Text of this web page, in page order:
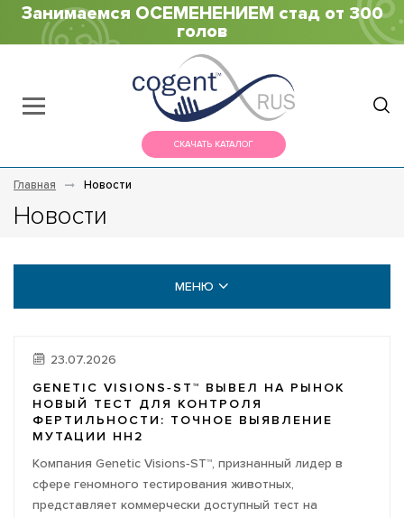
Занимаемся ОСЕМЕНЕНИЕМ стад от 300
голов
СКАЧАТЬ КАТАЛОГ
Главная Новости
Новости
МЕНЮ
ФОТО АРХИВ
23.07.2026
GENETIC VISIONS‑ST™ ВЫВЕЛ НА РЫНОК
НОВЫЙ ТЕСТ ДЛЯ КОНТРОЛЯ
ФЕРТИЛЬНОСТИ: ТОЧНОЕ ВЫЯВЛЕНИЕ
МУТАЦИИ HH2
Компания Genetic Visions‑ST™, признанный лидер в
сфере геномного тестирования животных,
представляет коммерчески доступный тест на